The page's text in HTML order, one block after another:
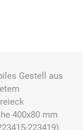
Gestell aus
400x80 mm
223419),